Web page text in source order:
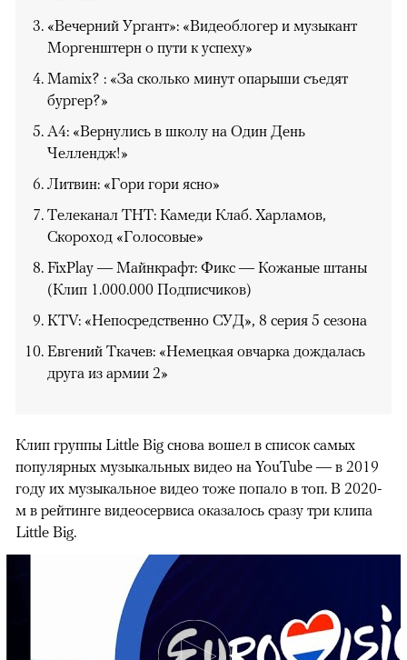
«Вечерний Ургант»: «Видеоблогер и музыкант
Моргенштерн о пути к успеху»
Mamix? : «За сколько минут опарыши съедят
бургер?»
A4: «Вернулись в школу на Один День
Челлендж!»
Литвин: «Гори гори ясно»
Телеканал ТНТ: Камеди Клаб. Харламов,
Скороход «Голосовые»
FixPlay — Майнкрафт: Фикс — Кожаные штаны
(Клип 1.000.000 Подписчиков)
KTV: «Непосредственно СУД», 8 серия 5 сезона
Евгений Ткачев: «Немецкая овчарка дождалась
друга из армии 2»
00:00 00:00
Клип группы Little Big снова вошел в список самых
популярных музыкальных видео на YouTube — в 2019
году их музыкальное видео тоже попало в топ. В 2020-
м в рейтинге видеосервиса оказалось сразу три клипа
Little Big.